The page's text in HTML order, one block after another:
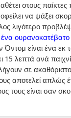
στους
οφείλει να ψάξει
λιγότερο
ένα
Όντομ είναι ένα
15 λεπτά ανά
σε
αποτελεί απλώς
τους είναι σαν